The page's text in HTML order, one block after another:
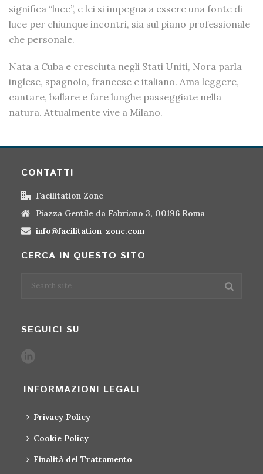
significa “luce”, e lei si impegna a essere una fonte di
luce per chiunque incontri, sia sul piano professionale
che personale.
Nata a Cuba e cresciuta negli Stati Uniti, Nora parla
inglese, spagnolo, francese e italiano. Ama leggere,
cantare, ballare e fare lunghe passeggiate nella
natura. Attualmente vive a Milano.
CONTATTI
Facilitation Zone
Piazza Gentile da Fabriano 3, 00196 Roma
info@facilitation-zone.com
CERCA IN QUESTO SITO
SEGUICI SU
INFORMAZIONI LEGALI
Privacy Policy
Cookie Policy
Finalità del Trattamento